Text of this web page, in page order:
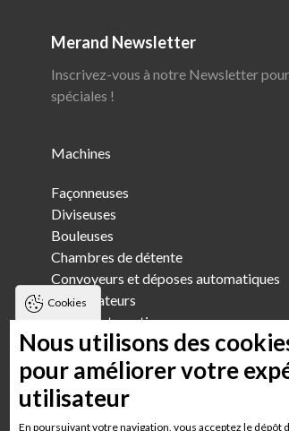
Merand Newsletter
Inscrivez-vous à notre Newsletter
spéciales !
Menu
Machines
Façonneuses
Diviseuses
Bouleuses
Chambres de détente
Convoyeurs et déposes automatiques
Scarificateurs
Lignes automatiques
Pétrins et élévateurs
Cookies
Nous utilisons des
pour améliorer votre
utilisateur
En poursuivant votre navigation, vous acceptez le dépôt